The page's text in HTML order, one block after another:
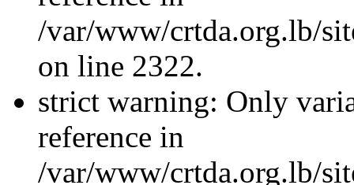
/var/www/crtda.org.lb/
on line 2322.
strict warning: Only
reference in
/var/www/crtda.org.lb/